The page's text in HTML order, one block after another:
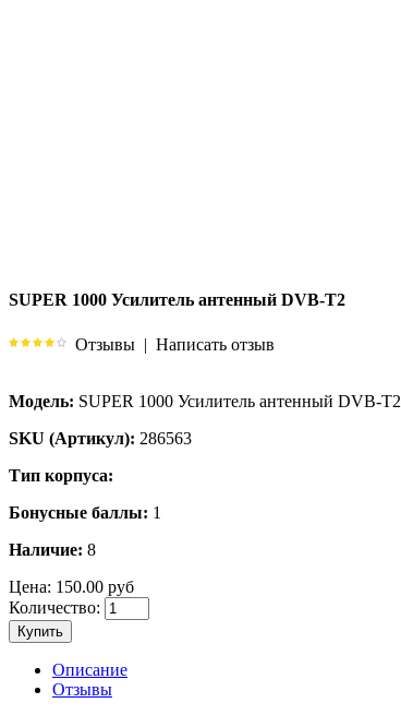
SUPER 1000 Усилитель антенный DVB-T2
Отзывы | Написать отзыв
Модель: SUPER 1000 Усилитель антенный DVB-T2
SKU (Артикул): 286563
Тип корпуса:
Бонусные баллы: 1
Наличие: 8
Цена: 150.00 руб
Количество:
Купить
Описание
Отзывы